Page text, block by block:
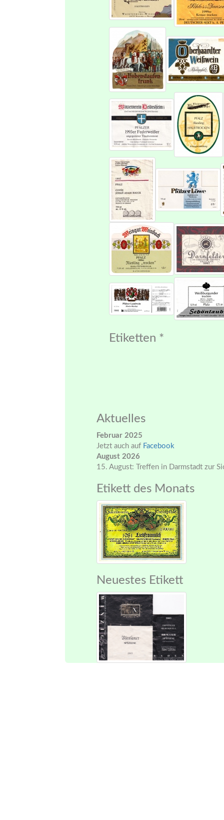
Etiketten *
Aktuelles
Februar 2025
Jetzt auch auf Facebook
August 2026
15. August: Treffen in Darmstadt zur
Etikett des Monats
Neuestes Etikett